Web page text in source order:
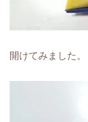
開けてみました。